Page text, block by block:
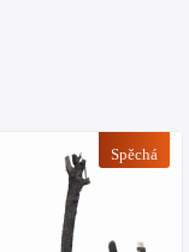
Spěchá